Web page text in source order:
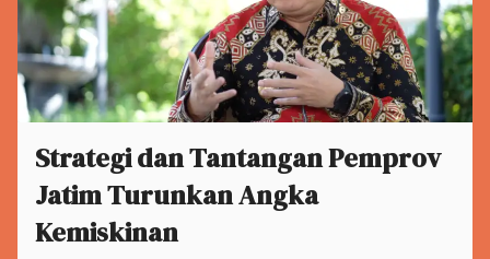
Strategi dan Tantangan Pemprov
Jatim Turunkan Angka
Kemiskinan